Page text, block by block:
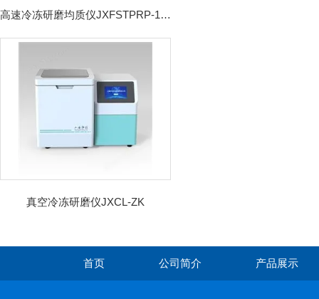
高速冷冻研磨均质仪JXFSTPRP-192CL
真空冷冻研磨仪JXCL-ZK
首页 公司简介 产品展示